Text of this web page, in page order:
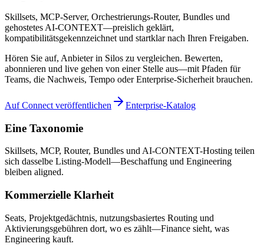
Skillsets, MCP-Server, Orchestrierungs-Router, Bundles und
gehostetes AI-CONTEXT—preislich geklärt,
kompatibilitätsgekennzeichnet und startklar nach Ihren Freigaben.
Hören Sie auf, Anbieter in Silos zu vergleichen. Bewerten,
abonnieren und live gehen von einer Stelle aus—mit Pfaden für
Teams, die Nachweis, Tempo oder Enterprise-Sicherheit brauchen.
Auf Connect veröffentlichen Enterprise-Katalog
Eine Taxonomie
Skillsets, MCP, Router, Bundles und AI-CONTEXT-Hosting teilen
sich dasselbe Listing-Modell—Beschaffung und Engineering
bleiben aligned.
Kommerzielle Klarheit
Seats, Projektgedächtnis, nutzungsbasiertes Routing und
Aktivierungsgebühren dort, wo es zählt—Finance sieht, was
Engineering kauft.